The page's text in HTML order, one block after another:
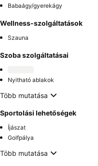
Babaágy/gyerekágy
Wellness-szolgáltatások
Szauna
Szoba szolgáltatásai
Nyitható ablakok
Több mutatása
Sportolási lehetőségek
Íjászat
Golfpálya
Több mutatása